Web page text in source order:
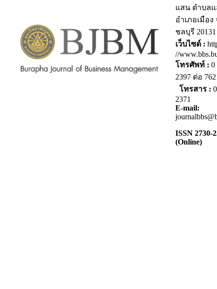
แสน ตำบล
อำเภอเมือง
ชลบุรี 20131
เว็บไซด์ :
//
โทรศัพท์ : 0
2397 ต่อ
โทรสาร :
2371
E-mail:
ISSN 2730-
(Online)